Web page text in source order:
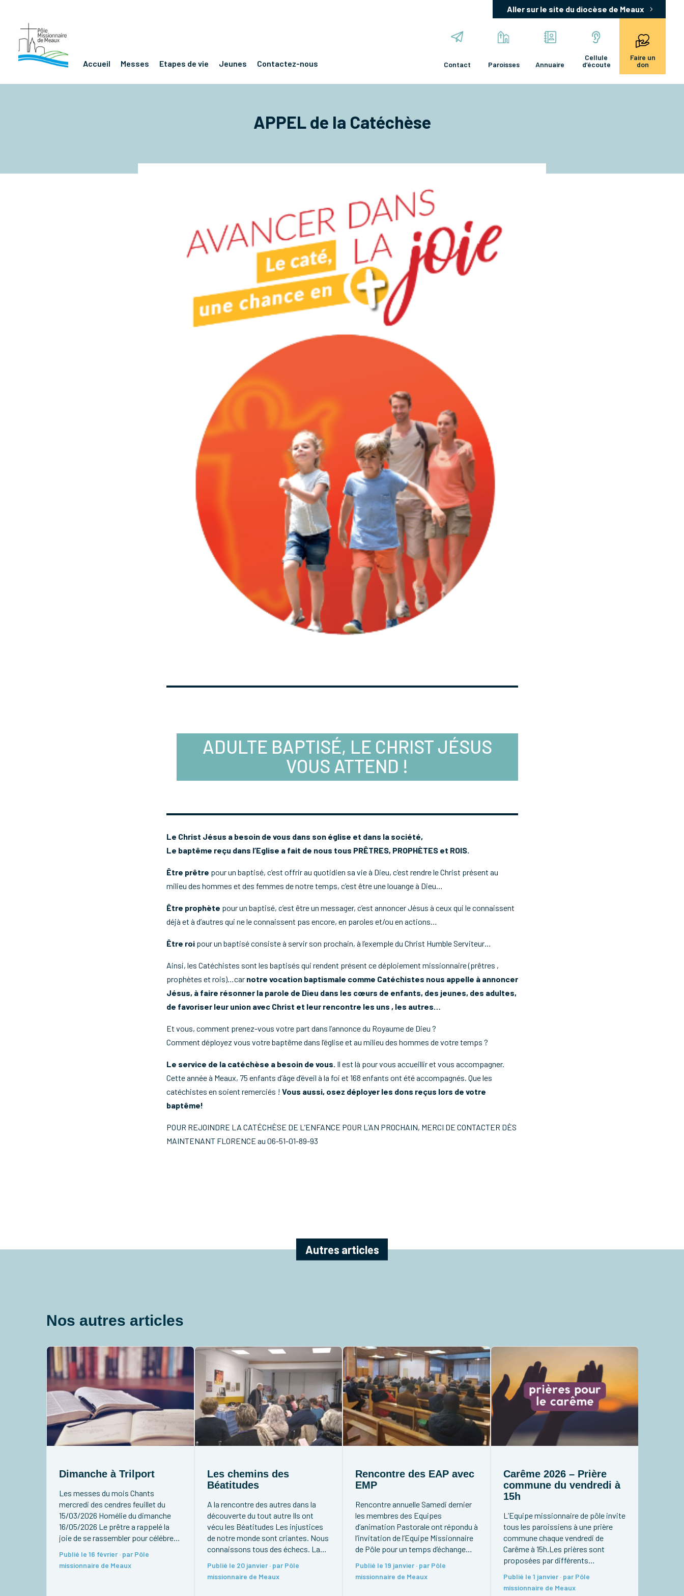
Aller sur le site du diocèse de Meaux
Accueil Messes Etapes de vie Jeunes Contactez-nous Contact Paroisses Annuaire
Cellule
d’écoute
Faire un
don
APPEL de la Catéchèse
ADULTE BAPTISÉ, LE CHRIST JÉSUS
VOUS ATTEND !
Le Christ Jésus a besoin de vous dans son église et dans la société,
Le baptême reçu dans l’Eglise a fait de nous tous PRÊTRES, PROPHÈTES et ROIS.
Être prêtre pour un baptisé, c’est offrir au quotidien sa vie à Dieu, c’est rendre le Christ présent au
milieu des hommes et des femmes de notre temps, c’est être une louange à Dieu…
Être prophète pour un baptisé, c’est être un messager, c’est annoncer Jésus à ceux qui le connaissent
déjà et à d’autres qui ne le connaissent pas encore, en paroles et/ou en actions…
Être roipour un baptisé consiste à servir son prochain, à l’exemple du Christ Humble Serviteur…
Ainsi, les Catéchistes sont les baptisés qui rendent présent ce déploiement missionnaire (prêtres ,
prophètes et rois)…car notre vocation baptismale comme Catéchistes nous appelle à annoncer
Jésus, à faire résonner la parole de Dieu dans les cœurs de enfants, des jeunes, des adultes,
de favoriser leur union avec Christ et leur rencontre les uns , les autres…
Et vous, comment prenez-vous votre part dans l’annonce du Royaume de Dieu ?
Comment déployez vous votre baptême dans l’église et au milieu des hommes de votre temps ?
Le service de la catéchèse a besoin de vous. Il est là pour vous accueillir et vous accompagner.
Cette année à Meaux, 75 enfants d’âge d’éveil à la foi et 168 enfants ont été accompagnés. Que les
catéchistes en soient remerciés ! Vous aussi, osez déployer les dons reçus lors de votre
baptême!
POUR REJOINDRE LA CATÉCHÈSE DE L’ENFANCE POUR L’AN PROCHAIN, MERCI DE CONTACTER DÈS
MAINTENANT FLORENCE au 06-51-01-89-93
Autres articles
Nos autres articles
Dimanche à Trilport
Les messes du mois Chants
mercredi des cendres feuillet du
15/03/2026 Homélie du dimanche
16/05/2026 Le prêtre a rappelé la
joie de se rassembler pour célébrer
glorifie le Père en notre nom afin
Publié le 16 février · par Pôle
missionnaire de Meaux
Les chemins des
Béatitudes
A la rencontre des autres dans la
découverte du tout autre Ils ont
vécu les Béatitudes Les injustices
de notre monde sont criantes. Nous
connaissons tous des échecs. La
des journaux. Comment pouvons-
Publié le 20 janvier · par Pôle
missionnaire de Meaux
Rencontre des EAP avec
EMP
Rencontre annuelle Samedi dernier
les membres des Equipes
d’animation Pastorale ont répondu à
l’invitation de l’Equipe Missionnaire
de Pôle pour un temps d’échange
du pape François sur L’AMOUR
Publié le 19 janvier · par Pôle
missionnaire de Meaux
Carême 2026 – Prière
commune du vendredi à
15h
L’Equipe missionnaire de pôle invite
tous les paroissiens à une prière
commune chaque vendredi de
Carême à 15h.Les prières sont
proposées par différents
invité à dire cette prière là où il est.
Publié le 1 janvier · par Pôle
missionnaire de Meaux